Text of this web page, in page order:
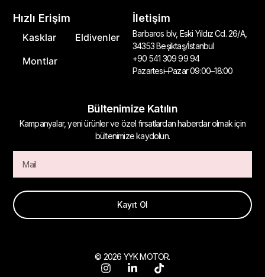
Hızlı Erişim
Kasklar
Eldivenler
Montlar
İletişim
Barbaros blv, Eski Yıldız Cd. 26/A,
34353 Beşiktaş/İstanbul
+90 541 309 99 94
Pazartesi–Pazar 09:00–18:00
Bültenimize Katılın
Kampanyalar, yeni ürünler ve özel fırsatlardan haberdar olmak için
bültenimize kaydolun.
Kayıt Ol
© 2026 YYK MOTOR.